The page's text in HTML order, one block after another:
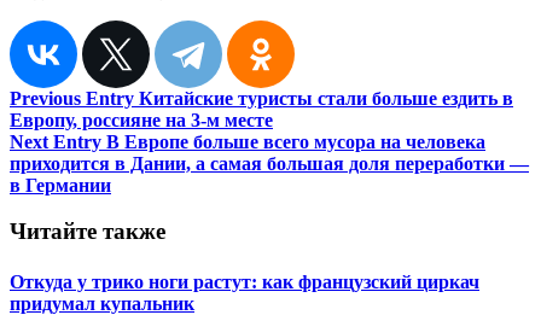
Навигация
по
записям
Previous Entry Китайские туристы стали больше ездить в
Европу, россияне на 3-м месте
Next Entry В Европе больше всего мусора на человека
приходится в Дании, а самая большая доля переработки —
в Германии
Читайте также
Откуда у трико ноги растут: как французский циркач
придумал купальник